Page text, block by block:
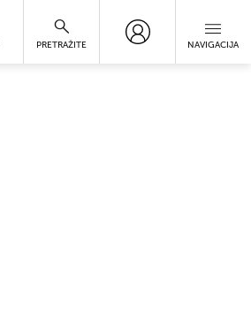
PRETRAŽITE NAVIGACIJA